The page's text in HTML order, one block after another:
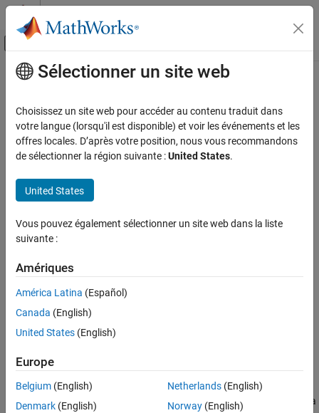
Passer au contenu
Activer/désactiver l'affichage du menu
Accueil de la documentation
Simulink PLC Coder
Ladder Diagram Integration
ON THIS PAGE
Limitations
Parameters
See Also
Contenu principal
COP
Copy File
expand all in page
Description
TheCOPblock implements the
conditions are true, the block is used to copy the data of the
source and store it at the destination, keeping the source
Limitations
Source and destination elements support only numerical data
Sélectionner un site web
Choisissez un site web pour accéder au contenu traduit dans
votre langue (lorsqu'il est disponible) et voir les événements et les
offres locales. D’après votre position, nous vous recommandons
de sélectionner la région suivante :United States.
United States
Vous pouvez également sélectionner un site web dans la liste
suivante :
Amériques
América Latina (Español)
Canada (English)
United States (English)
Europe
Belgium (English)
Denmark (English)
Netherlands(English)
Norway(English)